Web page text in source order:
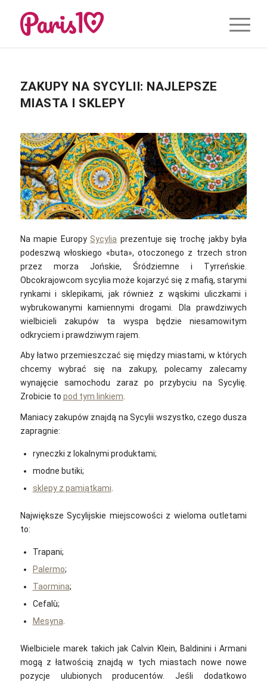
ZAKUPY NA SYCYLII: NAJLEPSZE
MIASTA I SKLEPY
Na mapie Europy Sycylia prezentuje się trochę jakby była
podeszwą włoskiego «buta», otoczonego z trzech stron
przez morza Jońskie, Śródziemne i Tyrreńskie.
Obcokrajowcom sycylia może kojarzyć się z mafią, starymi
rynkami i sklepikami, jak również z wąskimi uliczkami i
wybrukowanymi kamiennymi drogami. Dla prawdziwych
wielbicieli zakupów ta wyspa będzie niesamowitym
odkryciem i prawdziwym rajem.
Aby łatwo przemieszczać się między miastami, w których
chcemy wybrać się na zakupy, polecamy zalecamy
wynajęcie samochodu zaraz po przybyciu na Sycylię.
Zrobicie to pod tym linkiem.
Maniacy zakupów znajdą na Sycylii wszystko, czego dusza
zapragnie:
ryneczki z lokalnymi produktami;
modne butiki;
sklepy z pamiątkami.
Największe Sycylijskie miejscowości z wieloma outletami
to:
Trapani;
Palermo;
Taormina;
Cefalù;
Mesyna
Wielbiciele marek takich jak Calvin Klein, Baldinini i Armani
mogą z łatwością znajdą w tych miastach nowe nowe
pozycje ulubionych producentów. Jeśli dodatkowo